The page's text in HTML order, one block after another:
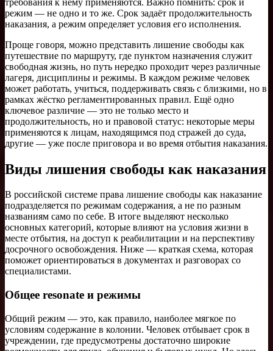
режим — не одно и то же. Срок задаёт продолжительность
наказания, а режим определяет условия его исполнения.
Проще говоря, можно представить лишение свободы как
путешествие по маршруту, где пунктом назначения служит
свободная жизнь, но путь нередко проходит через различные
лагеря, дисциплины и режимы. В каждом режиме человек
может работать, учиться, поддерживать связь с близкими, но в
рамках жёстко регламентированных правил. Ещё одно
ключевое различие — это не только место и
продолжительность, но и правовой статус: некоторые меры
применяются к лицам, находящимся под стражей до суда,
другие — уже после приговора и во время отбытия наказания.
Виды лишения свободы как наказания
В российской системе права лишение свободы как наказание
подразделяется по режимам содержания, а не по разным
названиям само по себе. В итоге выделяют несколько
основных категорий, которые влияют на условия жизни в
месте отбытия, на доступ к реабилитации и на перспективу
досрочного освобождения. Ниже — краткая схема, которая
поможет ориентироваться в документах и разговорах со
специалистами.
Общее resonate и режимы
Общий режим — это, как правило, наиболее мягкое по
условиям содержание в колонии. Человек отбывает срок в
учреждении, где предусмотрены достаточно широкие